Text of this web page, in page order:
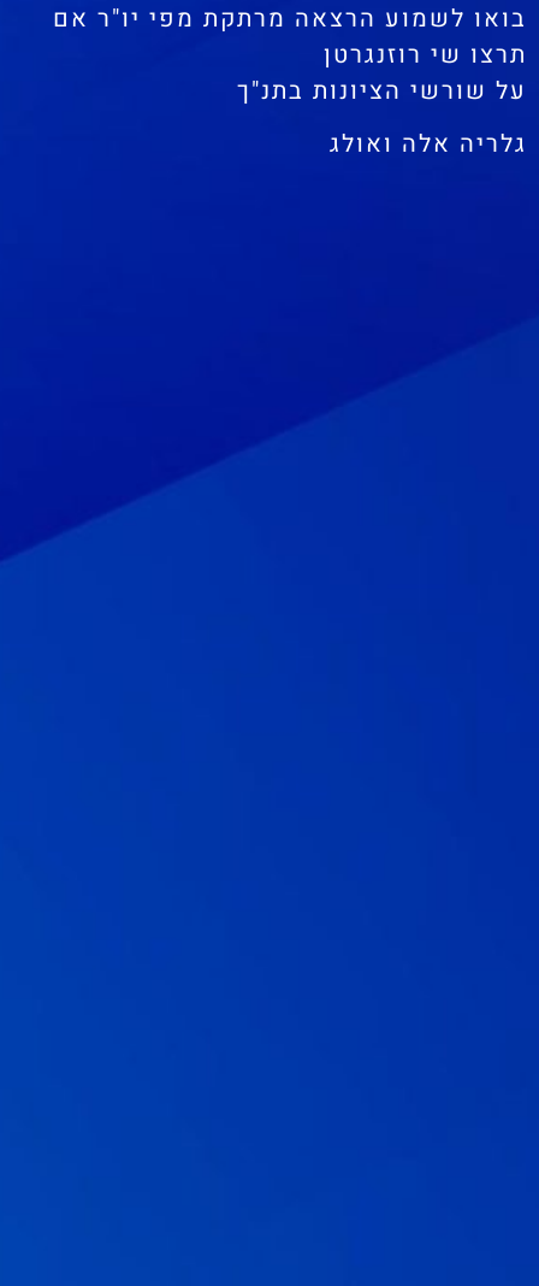
בואו לשמוע הרצאה מרתקת מפי יו"ר אם
תרצו שי רוזנגרטן
על שורשי הציונות בתנ"ך
גלריה אלה ואולג